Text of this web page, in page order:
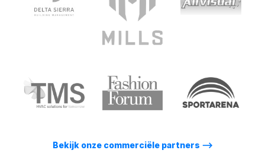
Bekijk onze commerciële partners ⟶